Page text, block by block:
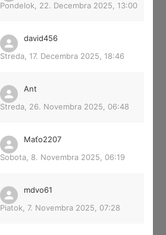
Pondelok, 22. Decembra 2025, 13:00
david456
Streda, 17. Decembra 2025, 18:46
Ant
Streda, 26. Novembra 2025, 06:48
Maťo2207
Sobota, 8. Novembra 2025, 06:19
mdvo61
Piatok, 7. Novembra 2025, 07:28